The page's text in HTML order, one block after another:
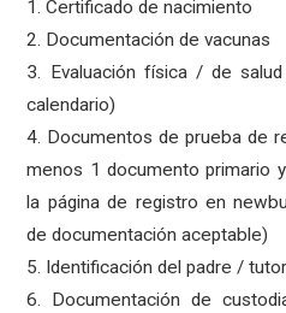
1. Certificado de nacimiento
2. Documentación de vacunas
3. Evaluación física / de
calendario)
4. Documentos de prueba de
menos 1 documento primario
la página de registro en
de documentación aceptable)
5. Identificación del padre / tutor
6. Documentación de